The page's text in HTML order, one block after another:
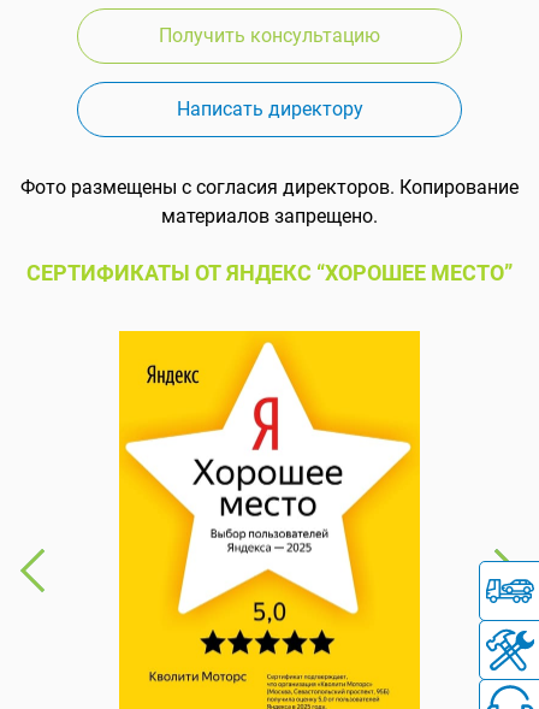
Получить консультацию
Написать директору
Фото размещены с согласия директоров. Копирование
материалов запрещено.
СЕРТИФИКАТЫ ОТ ЯНДЕКС “ХОРОШЕЕ МЕСТО”